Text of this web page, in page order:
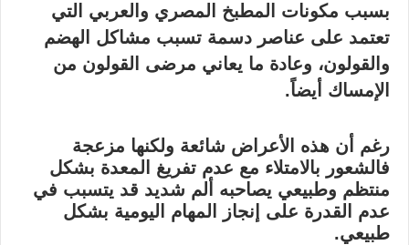
بسبب مكونات المطبخ المصري والعربي التي
تعتمد على عناصر دسمة تسبب مشاكل الهضم
والقولون، وعادة ما يعاني مرضى القولون من
الإمساك أيضاً.
رغم أن هذه الأعراض شائعة ولكنها مزعجة
فالشعور بالامتلاء مع عدم تفريغ المعدة بشكل
منتظم وطبيعي يصاحبه ألم شديد قد يتسبب في
عدم القدرة على إنجاز المهام اليومية بشكل
طبيعي.